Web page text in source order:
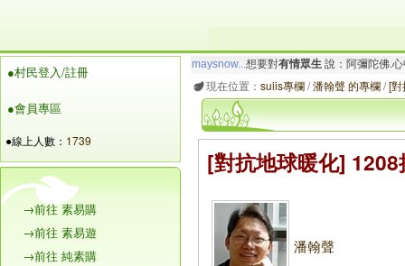
●村民登入/註冊
●會員專區
●線上人數： 1739
→前往 素易購
→前往 素易遊
→前往 純素購
maysnow...想要對有情眾生說：阿彌陀佛.
玲瓏虹想要對有情眾生說：阿彌陀佛.心寬
現在位置： suiis專欄/潘翰聲 的專欄/[
[對抗地球暖化]
潘翰聲